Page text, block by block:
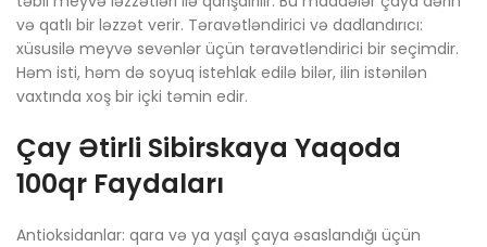
və qatlı bir ləzzət verir. Təravətləndirici və dadlandırıcı:
xüsusilə meyvə sevənlər üçün təravətləndirici bir seçimdir.
Həm isti, həm də soyuq istehlak edilə bilər, ilin istənilən
vaxtında xoş bir içki təmin edir.
Çay Ətirli Sibirskaya Yaqoda
100qr Faydaları
Antioksidanlar: qara və ya yaşıl çaya əsaslandığı üçün